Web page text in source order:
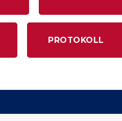
PROTOKOLL